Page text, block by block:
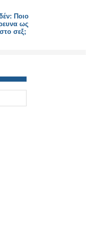
Ποιο
ως
σεξ;